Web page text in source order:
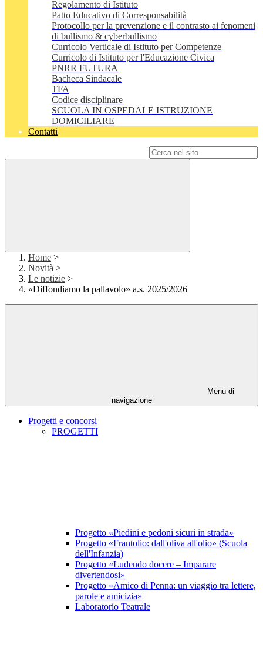
Regolamento di Istituto
Patto Educativo di Corresponsabilità
Protocollo per la prevenzione e il contrasto ai fenomeni
di bullismo & cyberbullismo
Curricolo Verticale di Istituto per Competenze
Curricolo di Istituto per l'Educazione Civica
PNRR FUTURA
Bacheca Sindacale
TFA
Codice disciplinare
SCUOLA IN OSPEDALE ISTRUZIONE
DOMICILIARE
Contatti
Home >
Novità >
Le notizie >
«Diffondiamo la pallavolo» a.s. 2025/2026
Menu di
navigazione
Progetti e concorsi
PROGETTI
Progetto «Piedini e pedoni sicuri in strada»
Progetto «Frantolio: dall'oliva all'olio» (Scuola
dell'Infanzia)
Progetto «Ludendo docere – Imparare
divertendosi»
Progetto «Amico di Penna: un viaggio tra lettere,
parole e amicizia»
Laboratorio Teatrale